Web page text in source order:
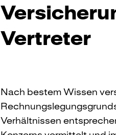
Vertreter
Nach bestem Wissen
Verhältnissen